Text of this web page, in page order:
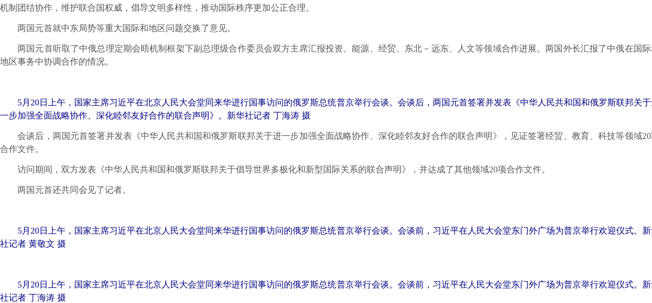
机制团结协作，维护联合国权威，倡导文明多样性，推动国际秩序更加公正合理。
两国元首就中东局势等重大国际和地区问题交换了意见。
两国元首听取了中俄总理定期会晤机制框架下副总理级合作委员会双方主席汇报投资、能源、经贸、东北－远东、人文等领域合作进展。两国外长汇报了中俄在国
地区事务中协调合作的情况。
5月20日上午，国家主席习近平在北京人民大会堂同来华进行国事访问的俄罗斯总统普京举行会谈。会谈后，两国元首签署并发表《中华人民共和国和俄罗斯联邦关
一步加强全面战略协作、深化睦邻友好合作的联合声明》。新华社记者 丁海涛 摄
会谈后，两国元首签署并发表《中华人民共和国和俄罗斯联邦关于进一步加强全面战略协作、深化睦邻友好合作的联合声明》，见证签署经贸、教育、科技等领域
合作文件。
访问期间，双方发表《中华人民共和国和俄罗斯联邦关于倡导世界多极化和新型国际关系的联合声明》，并达成了其他领域20项合作文件。
两国元首还共同会见了记者。
5月20日上午，国家主席习近平在北京人民大会堂同来华进行国事访问的俄罗斯总统普京举行会谈。会谈前，习近平在人民大会堂东门外广场为普京举行欢迎仪式。
社记者 黄敬文 摄
5月20日上午，国家主席习近平在北京人民大会堂同来华进行国事访问的俄罗斯总统普京举行会谈。会谈前，习近平在人民大会堂东门外广场为普京举行欢迎仪式。
社记者 丁海涛 摄